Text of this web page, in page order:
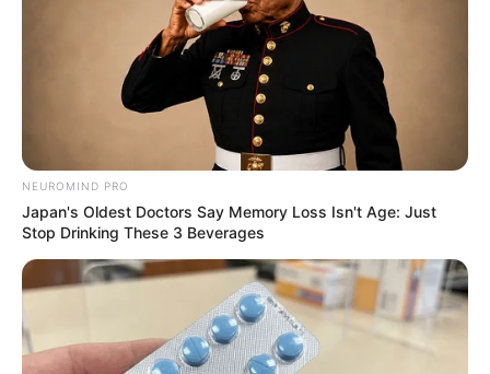
BRAINBERRIES
NEUROMIND PRO
Japan's Oldest Doctors Say Memory Loss Isn't Age: Just
Stop Drinking These 3 Beverages